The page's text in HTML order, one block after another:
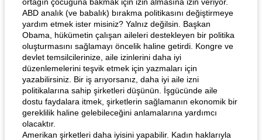
ABD analık (ve babalık) bırakma politikasını değiştirmeye
yardım etmek ister misiniz? Yalnız değilsin. Başkan
Obama, hükümetin çalışan aileleri destekleyen bir politika
oluşturmasını sağlamayı öncelik haline getirdi. Kongre ve
devlet temsilcilerinize, aile izinlerini daha iyi
düzenlemelerini teşvik etmek için yazmaları için
yazabilirsiniz. Bir iş arıyorsanız, daha iyi aile izni
politikalarına sahip şirketleri düşünün. İşgücünde aile
dostu faydalara itmek, şirketlerin sağlamanın ekonomik bir
gereklilik haline gelebileceğini anlamalarına yardımcı
olacaktır.
Amerikan şirketleri daha iyisini yapabilir. Kadın haklarıyla